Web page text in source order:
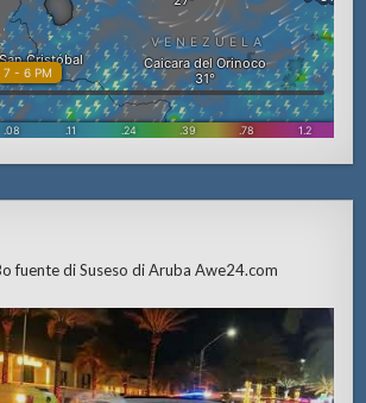
fuente di Suseso di Aruba Awe24.com